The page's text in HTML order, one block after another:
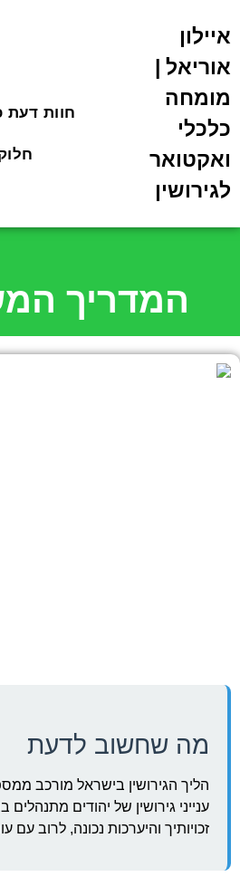
איילון
אוריאל |
מומחה
כלכלי
ואקטואר
לגירושין
חוות דעת
המדריך
מה שחשוב לדעת
הליך הגירושין בישראל מורכב
ענייני גירושין של יהודים
זכויותיך והיערכות נכונה, לרוב עם